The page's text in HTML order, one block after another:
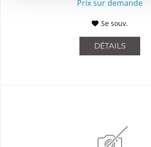
Prix sur demande
Se souv.
DÉTAILS